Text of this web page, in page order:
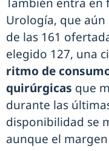
Urología, que aún
de las 161
elegido 127, una
ritmo de
quirúrgicas que
durante las
disponibilidad se
aunque el